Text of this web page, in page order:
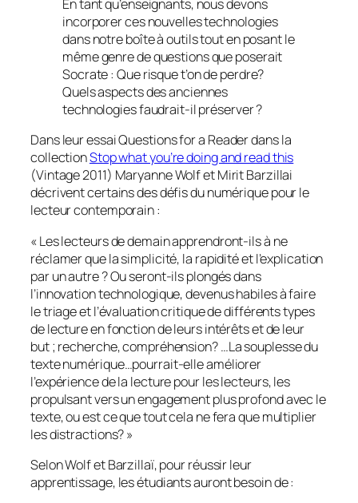
En tant qu’enseignants, nous devons
incorporer ces nouvelles technologies
dans notre boîte à outils tout en posant le
même genre de questions que poserait
Socrate : Que risque t’on de perdre?
Quels aspects des anciennes
technologies faudrait-il préserver ?
Dans leur essaiQuestions for a Readerdans la
collectionStop what you’re doing and read this
(Vintage 2011) Maryanne Wolf et Mirit Barzillai
décrivent certains des défis du numérique pour le
lecteur contemporain :
« Les lecteurs de demain apprendront-ils à ne
réclamer que la simplicité, la rapidité et l’explication
par un autre ? Ou seront-ils plongés dans
l’innovation technologique, devenus habiles à faire
le triage et l’évaluation critique de différents types
de lecture en fonction de leurs intérêts et de leur
but ; recherche, compréhension? …La souplesse du
texte numérique…pourrait-elle améliorer
l’expérience de la lecture pour les lecteurs, les
propulsant vers un engagement plus profond avec le
texte, ou est ce que tout cela ne fera que multiplier
les distractions? »
Selon Wolf et Barzillaï, pour réussir leur
apprentissage, les étudiants auront besoin de :